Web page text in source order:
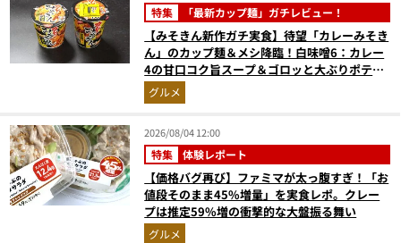
特集 「最新カップ麺」ガチレビュー！
【みそきん新作ガチ実食】待望「カレーみそき
ん」のカップ麺＆メシ降臨！白味噌6：カレー
4の甘口コク旨スープ＆ゴロッと大ぶりポテト
に歓喜
グルメ
2026/08/04 12:00
特集 体験レポート
【価格バグ再び】ファミマが太っ腹すぎ！「お
値段そのまま45%増量」を実食レポ。クレー
プは推定59%増の衝撃的な大盤振る舞い
グルメ